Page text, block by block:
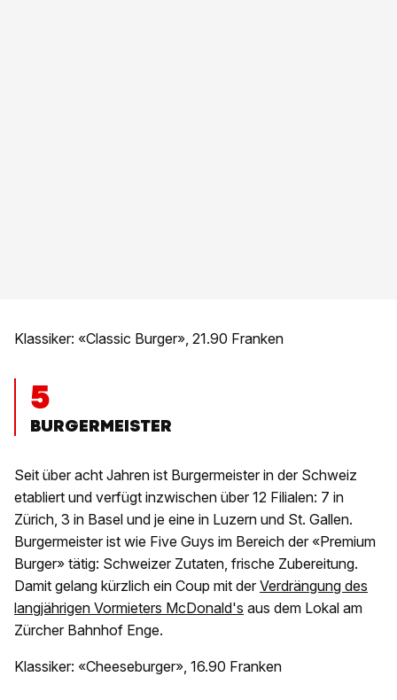
Klassiker: «Classic Burger», 21.90 Franken
5
BURGERMEISTER
Seit über acht Jahren ist Burgermeister in der Schweiz
etabliert und verfügt inzwischen über 12 Filialen: 7 in
Zürich, 3 in Basel und je eine in Luzern und St. Gallen.
Burgermeister ist wie Five Guys im Bereich der «Premium
Burger» tätig: Schweizer Zutaten, frische Zubereitung.
Damit gelang kürzlich ein Coup mit der Verdrängung des
langjährigen Vormieters McDonald's aus dem Lokal am
Zürcher Bahnhof Enge.
Klassiker: «Cheeseburger», 16.90 Franken